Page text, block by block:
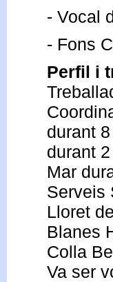
- Vocal
- Fons
Perfil i
durant
durant
Mar
Serveis
Lloret
Blanes
Colla
Va ser